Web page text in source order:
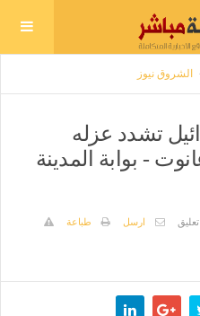
الشروق نيوز
تشدد عزله
- بوابة المدينة
ارسل
طباعة